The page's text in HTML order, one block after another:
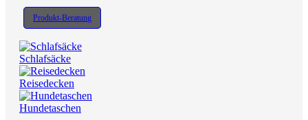
Produkt-Beratung
Schlafsäcke
Reisedecken
Hundetaschen